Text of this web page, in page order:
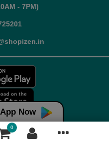
- 7PM)
Now
0